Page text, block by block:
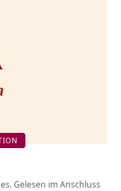
Gelesen im Anschluss